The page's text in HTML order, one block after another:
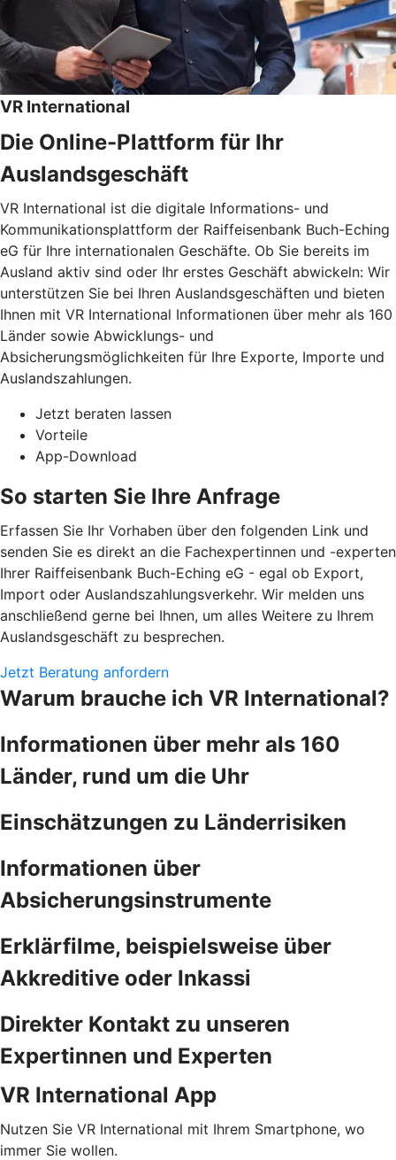
VR International
Die Online-Plattform für Ihr
Auslandsgeschäft
VR International ist die digitale Informations- und
Kommunikationsplattform der Raiffeisenbank Buch-Eching
eG für Ihre internationalen Geschäfte. Ob Sie bereits im
Ausland aktiv sind oder Ihr erstes Geschäft abwickeln: Wir
unterstützen Sie bei Ihren Auslandsgeschäften und bieten
Ihnen mit VR International Informationen über mehr als 160
Länder sowie Abwicklungs- und
Absicherungsmöglichkeiten für Ihre Exporte, Importe und
Auslandszahlungen.
Jetzt beraten lassen
Vorteile
App-Download
So starten Sie Ihre Anfrage
Erfassen Sie Ihr Vorhaben über den folgenden Link und
senden Sie es direkt an die Fachexpertinnen und -experten
Ihrer Raiffeisenbank Buch-Eching eG - egal ob Export,
Import oder Auslandszahlungsverkehr. Wir melden uns
anschließend gerne bei Ihnen, um alles Weitere zu Ihrem
Auslandsgeschäft zu besprechen.
Jetzt Beratung anfordern
Warum brauche ich VR International?
Informationen über mehr als 160
Länder, rund um die Uhr
Einschätzungen zu Länderrisiken
Informationen über
Absicherungsinstrumente
Erklärfilme, beispielsweise über
Akkreditive oder Inkassi
Direkter Kontakt zu unseren
Expertinnen und Experten
VR International App
Nutzen Sie VR International mit Ihrem Smartphone, wo
immer Sie wollen.